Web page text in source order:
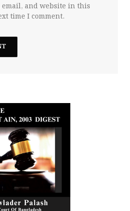
email, and website in this
time I comment.